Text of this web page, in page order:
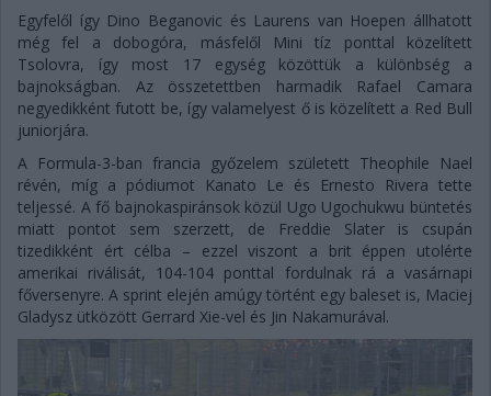
Egyfelől így Dino Beganovic és Laurens van Hoepen állhatott
még fel a dobogóra, másfelől Mini tíz ponttal közelített
Tsolovra, így most 17 egység közöttük a különbség a
bajnokságban. Az összetettben harmadik Rafael Camara
negyedikként futott be, így valamelyest ő is közelített a Red Bull
juniorjára.
A Formula-3-ban francia győzelem született Theophile Nael
révén, míg a pódiumot Kanato Le és Ernesto Rivera tette
teljessé. A fő bajnokaspiránsok közül Ugo Ugochukwu büntetés
miatt pontot sem szerzett, de Freddie Slater is csupán
tizedikként ért célba – ezzel viszont a brit éppen utolérte
amerikai riválisát, 104-104 ponttal fordulnak rá a vasárnapi
főversenyre. A sprint elején amúgy történt egy baleset is, Maciej
Gladysz ütközött Gerrard Xie-vel és Jin Nakamurával.